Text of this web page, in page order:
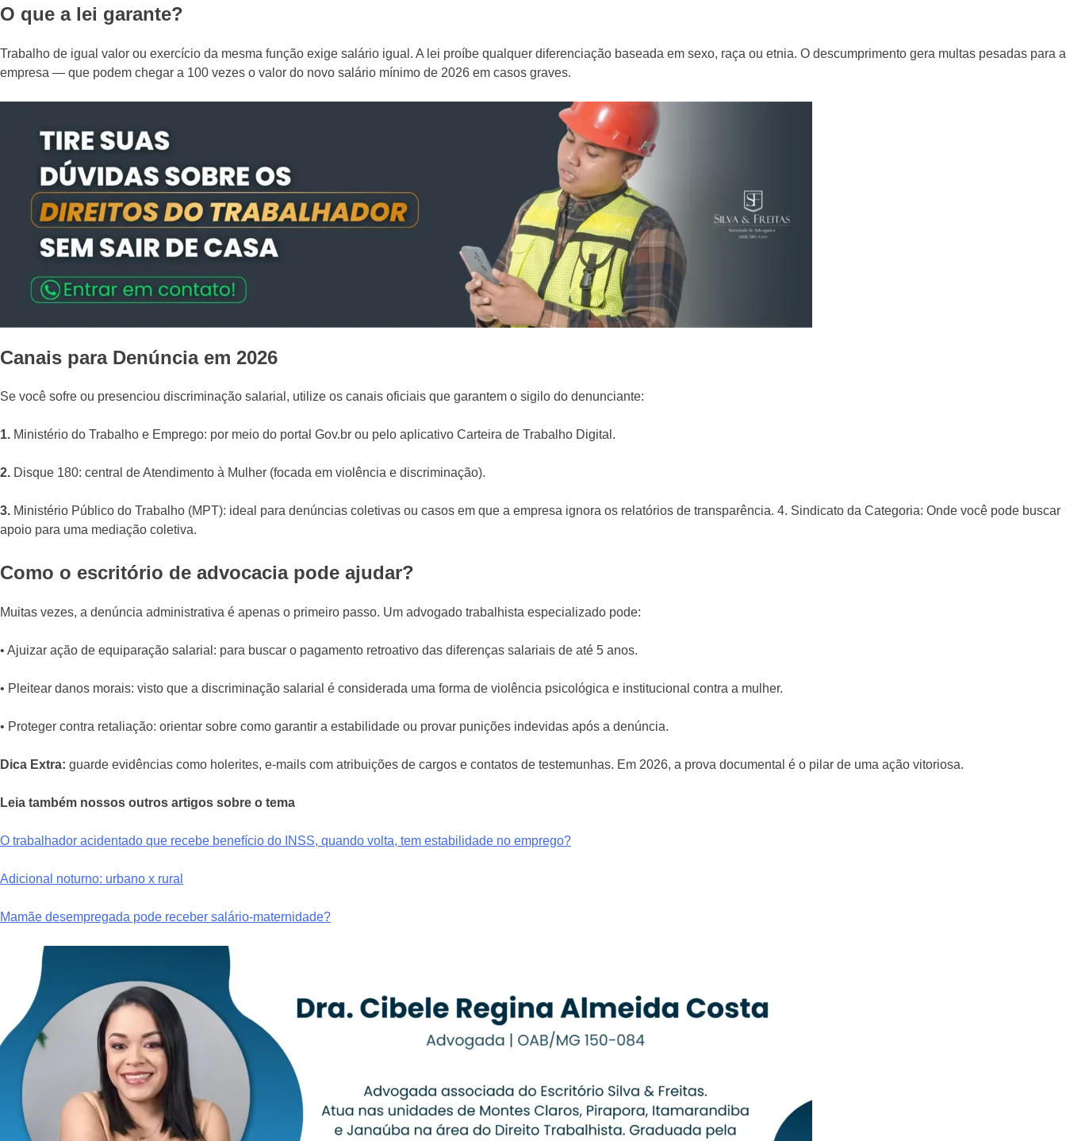
O que a lei garante?
Trabalho de igual valor ou exercício da mesma função exige salário igual. A lei proíbe qualquer diferenciação baseada em sexo, raça ou etnia. O descumprimento gera multas pesadas para a
empresa — que podem chegar a 100 vezes o valor do novo salário mínimo de 2026 em casos graves.
Canais para Denúncia em 2026
Se você sofre ou presenciou discriminação salarial, utilize os canais oficiais que garantem o sigilo do denunciante:
1. Ministério do Trabalho e Emprego: por meio do portal Gov.br ou pelo aplicativo Carteira de Trabalho Digital.
2. Disque 180: central de Atendimento à Mulher (focada em violência e discriminação).
3. Ministério Público do Trabalho (MPT): ideal para denúncias coletivas ou casos em que a empresa ignora os relatórios de transparência. 4. Sindicato da Categoria: Onde você pode buscar
apoio para uma mediação coletiva.
Como o escritório de advocacia pode ajudar?
Muitas vezes, a denúncia administrativa é apenas o primeiro passo. Um advogado trabalhista especializado pode:
• Ajuizar ação de equiparação salarial: para buscar o pagamento retroativo das diferenças salariais de até 5 anos.
• Pleitear danos morais: visto que a discriminação salarial é considerada uma forma de violência psicológica e institucional contra a mulher.
• Proteger contra retaliação: orientar sobre como garantir a estabilidade ou provar punições indevidas após a denúncia.
Dica Extra: guarde evidências como holerites, e-mails com atribuições de cargos e contatos de testemunhas. Em 2026, a prova documental é o pilar de uma ação vitoriosa.
Leia também nossos outros artigos sobre o tema
O trabalhador acidentado que recebe benefício do INSS, quando volta, tem estabilidade no emprego?
Adicional noturno: urbano x rural
Mamãe desempregada pode receber salário-maternidade?